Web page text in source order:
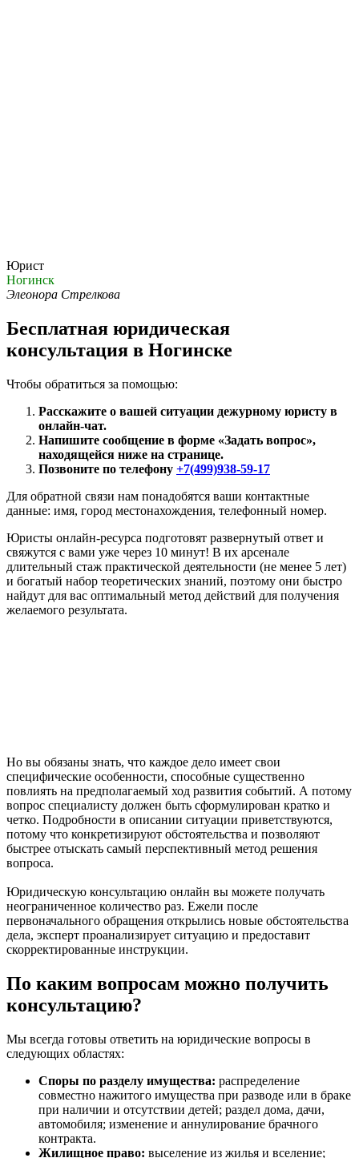
Юрист
Ногинск
Элеонора Стрелкова
Бесплатная юридическая
консультация в Ногинске
Чтобы обратиться за помощью:
Расскажите о вашей ситуации дежурному юристу в
онлайн-чат.
Напишите сообщение в форме «Задать вопрос»,
находящейся ниже на странице.
Позвоните по телефону +7(499)938-59-17
Для обратной связи нам понадобятся ваши контактные
данные: имя, город местонахождения, телефонный номер.
Юристы онлайн-ресурса подготовят развернутый ответ и
свяжутся с вами уже через 10 минут! В их арсенале
длительный стаж практической деятельности (не менее 5 лет)
и богатый набор теоретических знаний, поэтому они быстро
найдут для вас оптимальный метод действий для получения
желаемого результата.
Но вы обязаны знать, что каждое дело имеет свои
специфические особенности, способные существенно
повлиять на предполагаемый ход развития событий. А потому
вопрос специалисту должен быть сформулирован кратко и
четко. Подробности в описании ситуации приветствуются,
потому что конкретизируют обстоятельства и позволяют
быстрее отыскать самый перспективный метод решения
вопроса.
Юридическую консультацию онлайн вы можете получать
неограниченное количество раз. Ежели после
первоначального обращения открылись новые обстоятельства
дела, эксперт проанализирует ситуацию и предоставит
скорректированные инструкции.
По каким вопросам можно получить
консультацию?
Мы всегда готовы ответить на юридические вопросы в
следующих областях:
Споры по разделу имущества: распределение
совместно нажитого имущества при разводе или в браке
при наличии и отсутствии детей; раздел дома, дачи,
автомобиля; изменение и аннулирование брачного
контракта.
Жилищное право: выселение из жилья и вселение;